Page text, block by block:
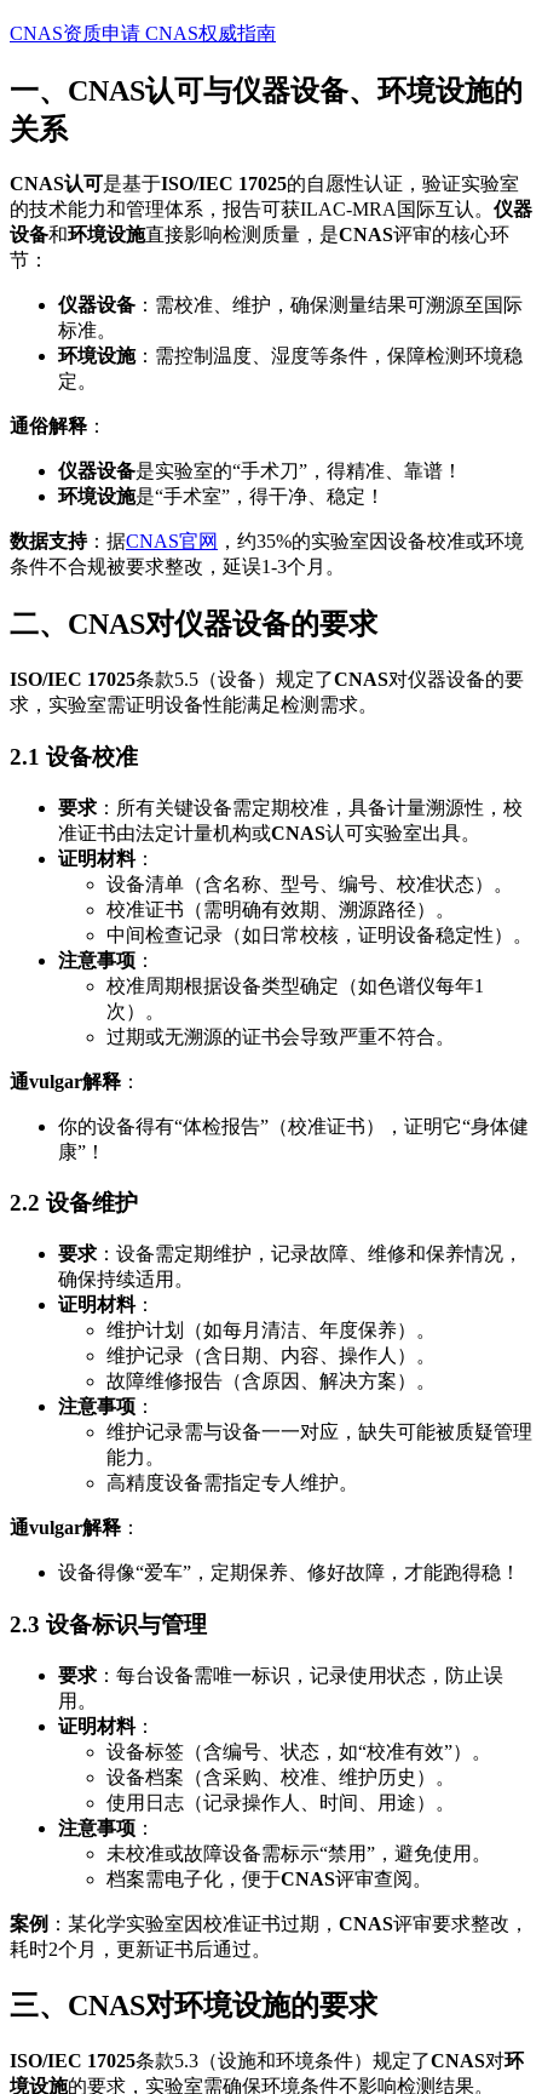
CNAS资质申请 CNAS权威指南
一、CNAS认可与仪器设备、环境设施的
关系
CNAS认可是基于ISO/IEC 17025的自愿性认证，验证实验室
的技术能力和管理体系，报告可获ILAC-MRA国际互认。 仪器
设备和环境设施直接影响检测质量，是CNAS评审的核心环
节：
仪器设备 ：需校准、维护，确保测量结果可溯源至国际
标准。
环境设施：需控制温度、湿度等条件，保障检测环境稳
定。
通俗解释 ：
仪器设备是实验室的“手术刀”，得精准、靠谱！
环境设施是“手术室”，得干净、稳定！
数据支持：据CNAS官网 ，约35%的实验室因设备校准或环境
条件不合规被要求整改，延误1-3个月。
二、CNAS对仪器设备的要求
ISO/IEC 17025条款5.5（设备）规定了CNAS对仪器设备的要
求，实验室需证明设备性能满足检测需求。
2.1 设备校准
要求 ：所有关键设备需定期校准，具备计量溯源性，校
准证书由法定计量机构或CNAS认可实验室出具。
证明材料：
设备清单（含名称、型号、编号、校准状态）。
校准证书（需明确有效期、溯源路径）。
中间检查记录（如日常校核，证明设备稳定性）。
注意事项 ：
校准周期根据设备类型确定（如色谱仪每年1
次）。
过期或无溯源的证书会导致严重不符合。
通vulgar解释 ：
你的设备得有“体检报告”（校准证书），证明它“身体健
康”！
2.2 设备维护
要求 ：设备需定期维护，记录故障、维修和保养情况，
确保持续适用。
证明材料：
维护计划（如每月清洁、年度保养）。
维护记录（含日期、内容、操作人）。
故障维修报告（含原因、解决方案）。
注意事项 ：
维护记录需与设备一一对应，缺失可能被质疑管理
能力。
高精度设备需指定专人维护。
通vulgar解释 ：
设备得像“爱车”，定期保养、修好故障，才能跑得稳！
2.3 设备标识与管理
要求 ：每台设备需唯一标识，记录使用状态，防止误
用。
证明材料：
设备标签（含编号、状态，如“校准有效”）。
设备档案（含采购、校准、维护历史）。
使用日志（记录操作人、时间、用途）。
注意事项 ：
未校准或故障设备需标示“禁用”，避免使用。
档案需电子化，便于CNAS评审查阅。
案例 ：某化学实验室因校准证书过期， CNAS评审要求整改，
耗时2个月，更新证书后通过。
三、CNAS对环境设施的要求
ISO/IEC 17025条款5.3（设施和环境条件）规定了CNAS对环
境设施的要求，实验室需确保环境条件不影响检测结果。